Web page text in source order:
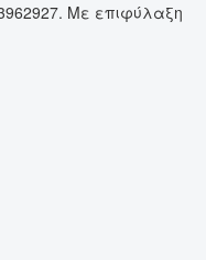
Με επιφύλαξη